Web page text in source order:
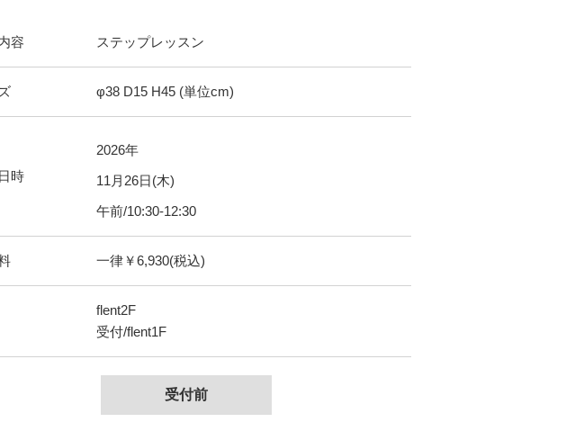
容 ステップレッスン
φ38 D15 H45 (単位cm)
時
2026年
11 月 26日(木)
午前/10:30-12:30
一律￥6,930(税込)
flent2F
受付/flent1F
受付前